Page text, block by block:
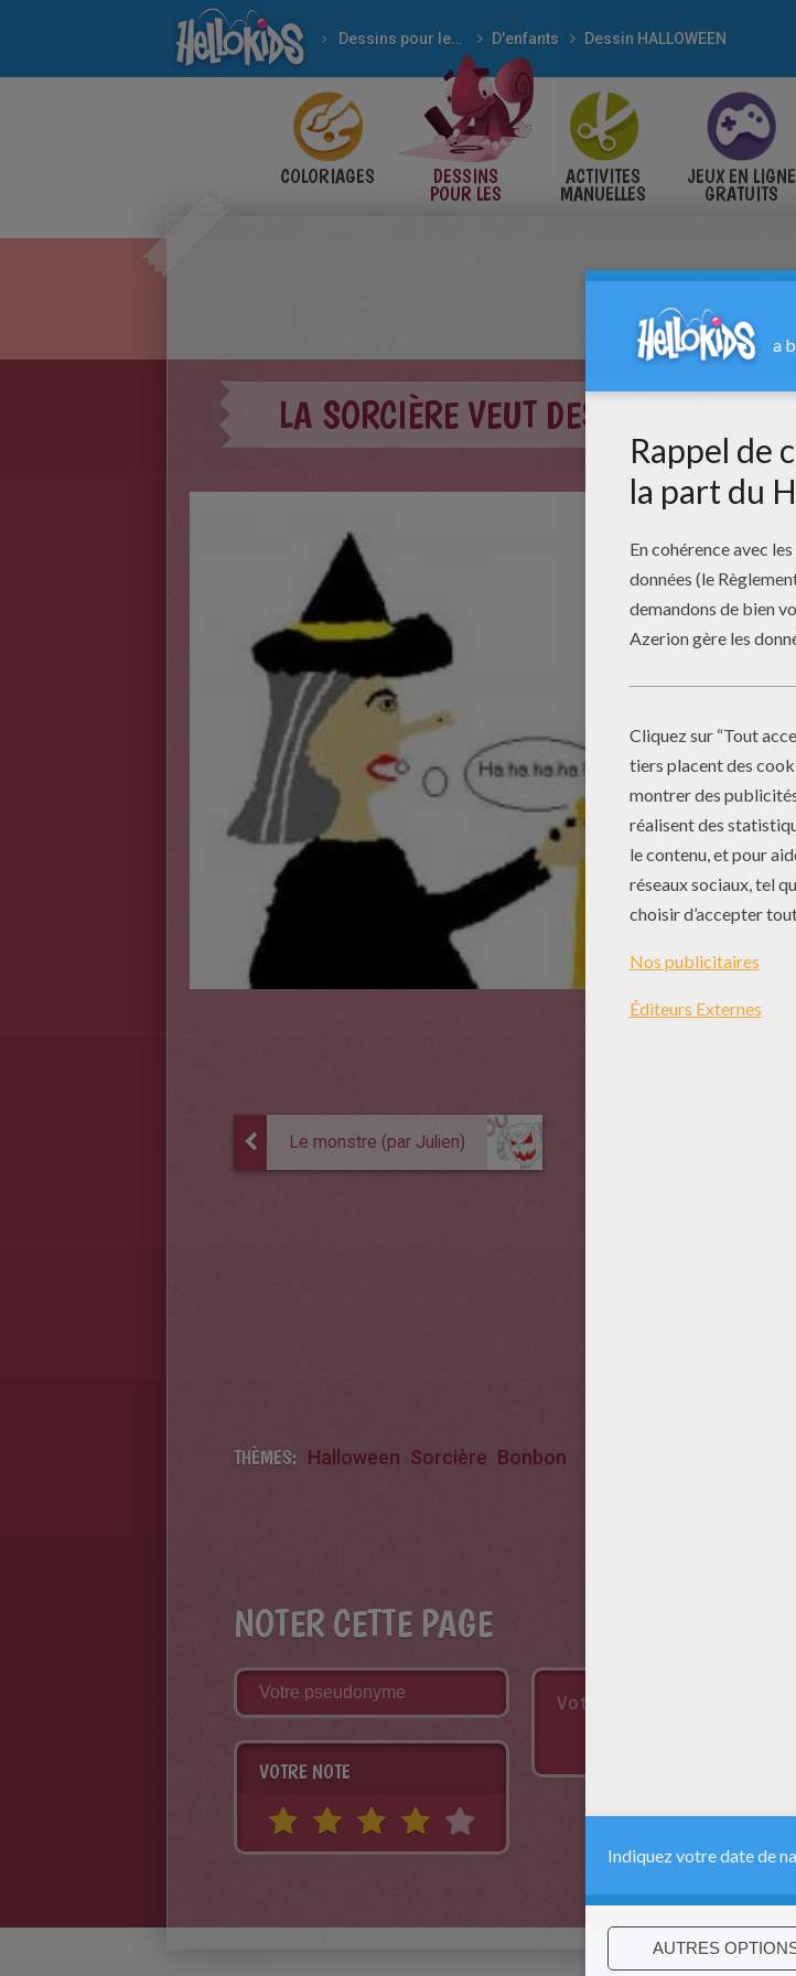
Dessins pour les enfants D'enfants Dessin HALLOWEEN
COLORIAGES DESSINS
POUR LES
ACTIVITES
MANUELLES
JEUX EN LIGNE
GRATUITS
LA SORCIÈRE VEUT DES BONBONS
Le monstre (par Julien)
THÈMES: Halloween Sorcière Bonbon
NOTER CETTE PAGE
VOTRE NOTE